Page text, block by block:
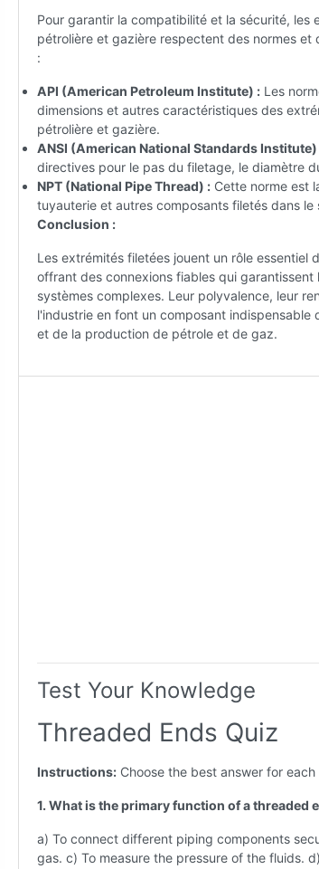
Pour garantir la compatibilité et la sécurité, les
pétrolière et gazière respectent des normes
:
API (American Petroleum Institute) : Les
dimensions et autres caractéristiques des
pétrolière et gazière.
ANSI (American National Standards Institute)
directives pour le pas du filetage, le diamètre
NPT (National Pipe Thread) : Cette norme est
tuyauterie et autres composants filetés dans
Conclusion :
Les extrémités filetées jouent un rôle essentiel
offrant des connexions fiables qui
systèmes complexes. Leur polyvalence, leur
l'industrie en font un composant
et de la production de pétrole et de gaz.
Test Your Knowledge
Threaded Ends Quiz
Instructions: Choose the best answer for each
1. What is the primary function of a threaded
a) To connect different piping components
gas. c) To measure the pressure of the fluids.